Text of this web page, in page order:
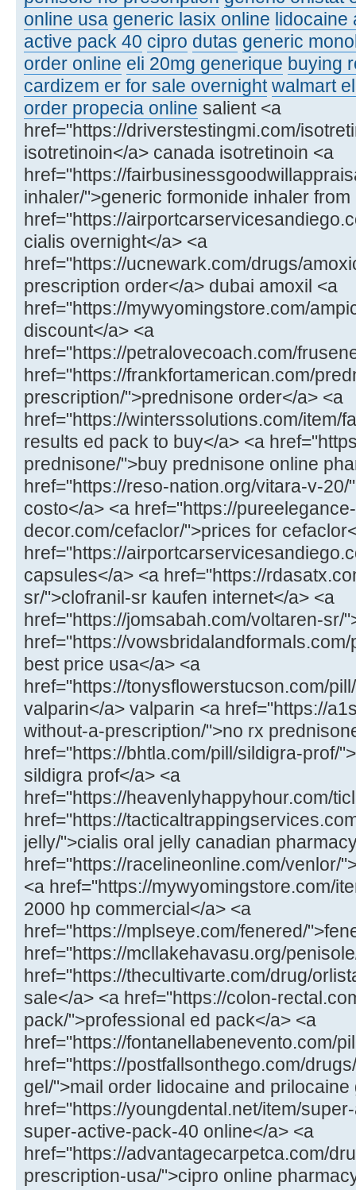
online usa generic lasix online lidocaine
active pack 40 cipro dutas generic
order online eli 20mg generique buying
cardizem er for sale overnight walmart
order propecia online salient <a
href="https://driverstestingmi.com/
isotretinoin</a> canada isotretinoin <a
href="https://
inhaler/">generic formonide inhaler from
href="https://
cialis overnight</a> <a
href="https://ucnewark.com/drugs/
prescription order</a> dubai amoxil <a
href="https://mywyomingstore.com/
discount</a> <a
href="https://petralovecoach.com/
href="https://frankfortamerican.com/
prescription/">prednisone order</a> <a
href="https://winterssolutions.com/item/
results ed pack to buy</a> <a
prednisone/">buy prednisone online
href="https://reso-nation.org/vitara-v-
costo</a> <a href="https://pureelegance-
decor.com/cefaclor/">prices for
href="https://
capsules</a> <a href="https://
sr/">clofranil-sr kaufen internet</a> <a
href="https://jomsabah.com/voltaren-sr/
href="https://
best price usa</a> <a
href="https://tonysflowerstucson.com/
valparin</a> valparin <a href="https://
without-a-prescription/">no rx
href="https://bhtla.com/pill/sildigra-prof/
sildigra prof</a> <a
href="https://heavenlyhappyhour.com/
href="https://
jelly/">cialis oral jelly canadian
href="https://racelineonline.com/venlor/
<a href="https://mywyomingstore.com/
2000 hp commercial</a> <a
href="https://mplseye.com/fenered/
href="https://mcllakehavasu.org/
href="https://thecultivarte.com/drug/
sale</a> <a href="https://colon-
pack/">professional ed pack</a> <a
href="https://fontanellabenevento.com/
href="https://postfallsonthego.com/
gel/">mail order lidocaine and prilocaine
href="https://youngdental.net/item/
super-active-pack-40 online</a> <a
href="https://advantagecarpetca.com/
prescription-usa/">cipro online